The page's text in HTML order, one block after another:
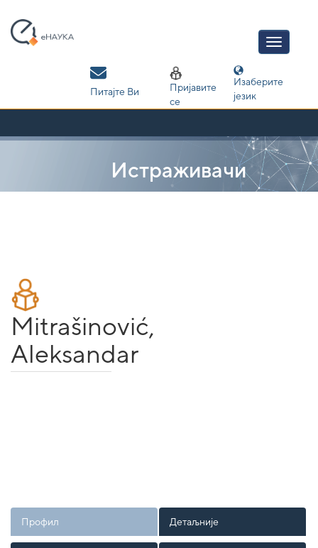
navigation
Питајте Ви
Пријавите
се
Изаберите
језик
Истраживачи
Mitrašinović,
Aleksandar
Профил Детаљније